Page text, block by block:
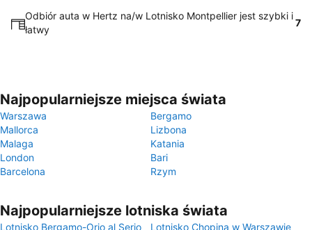
Odbiór auta w Hertz na/w Lotnisko Montpellier jest szybki i
łatwy
7
Najpopularniejsze miejsca świata
Warszawa
Bergamo
Mallorca
Lizbona
Malaga
Katania
London
Bari
Barcelona
Rzym
Najpopularniejsze lotniska świata
Lotnisko Bergamo-Orio al Serio Lotnisko Chopina w Warszawie